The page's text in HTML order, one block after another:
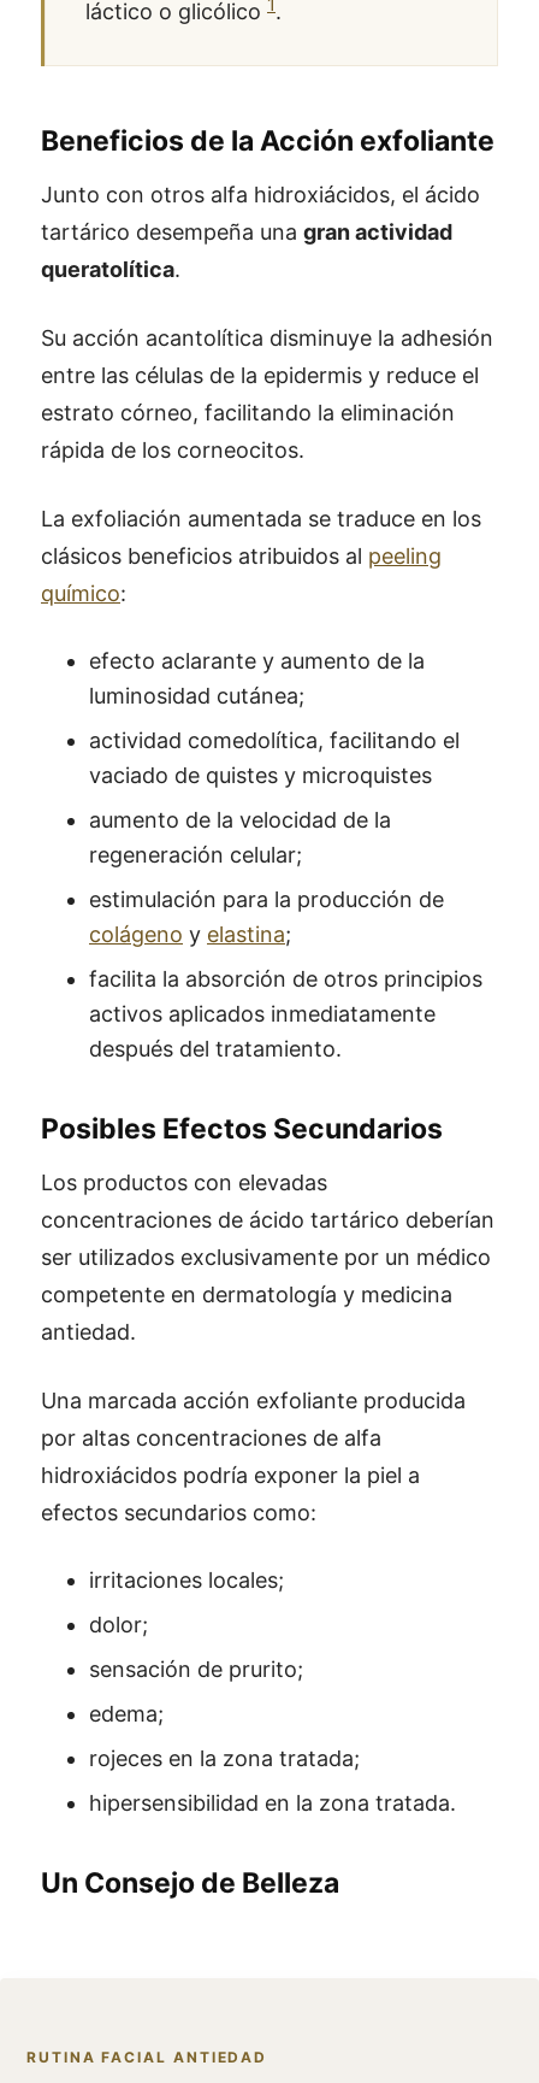
láctico o glicólico .
Beneficios de la Acción exfoliante
Junto con otros alfa hidroxiácidos, el ácido
tartárico desempeña una gran actividad
queratolítica.
Su acción acantolítica disminuye la adhesión
entre las células de la epidermis y reduce el
estrato córneo, facilitando la eliminación
rápida de los corneocitos.
La exfoliación aumentada se traduce en los
clásicos beneficios atribuidos al peeling
químico:
efecto aclarante y aumento de la
luminosidad cutánea;
actividad comedolítica, facilitando el
vaciado de quistes y microquistes
aumento de la velocidad de la
regeneración celular;
estimulación para la producción de
colágeno y elastina;
facilita la absorción de otros principios
activos aplicados inmediatamente
después del tratamiento.
Posibles Efectos Secundarios
Los productos con elevadas
concentraciones de ácido tartárico deberían
ser utilizados exclusivamente por un médico
competente en dermatología y medicina
antiedad.
Una marcada acción exfoliante producida
por altas concentraciones de alfa
hidroxiácidos podría exponer la piel a
efectos secundarios como:
irritaciones locales;
dolor;
sensación de prurito;
edema;
rojeces en la zona tratada;
hipersensibilidad en la zona tratada.
Un Consejo de Belleza
RUTINA FACIAL ANTIEDAD